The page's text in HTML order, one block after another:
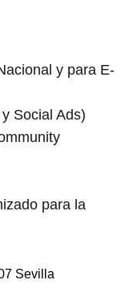
y para E-
Social Ads)
para la
Sevilla